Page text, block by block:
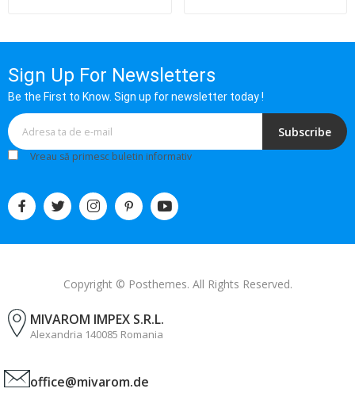
Sign Up For Newsletters
Be the First to Know. Sign up for newsletter today !
Subscribe
Vreau să primesc buletin informativ
Copyright © Posthemes. All Rights Reserved.
MIVAROM IMPEX S.R.L.
Alexandria 140085 Romania
office@mivarom.de